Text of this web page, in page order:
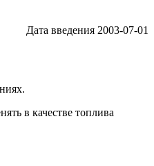
Дата введения 2003-07-01
в качестве топлива